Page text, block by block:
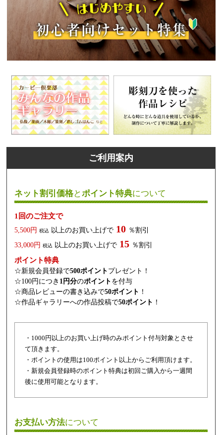
ご利用案内
ネット割引価格とポイント特典について
1回のご注文で
5,500円 税込 以上のお買い上げで 10 ％割引
33,000円 税込 以上のお買い上げで 15 ％割引
ポイント特典
☆新規会員登録で500ポイント プレゼント！
☆100円につき 1円分のポイント を付与
☆商品レビューの書き込みで50ポイント ！
☆作品ギャラリーへの作品投稿で50ポイント ！
・1000円以上のお買い上げ時のみポイント付与対象とさせ
て頂きます。
・ポイントの使用は100ポイント以上からご利用頂けます。
・新規会員登録時のポイント特典は初回ご購入から一週間
後に使用可能となります。
お支払い方法について